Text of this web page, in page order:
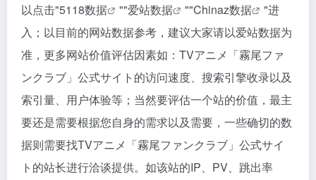
以点击"5118数据 ""爱站数据 ""Chinaz数据
"进
入；以目前的网站数据参考，建议大家请以爱站数据为
准，更多网站价值评估因素如：TVアニメ「霧尾ファ
ンクラブ」公式サイト的访问速度、搜索引擎收录以及
索引量、用户体验等；当然要评估一个站的价值，最主
要还是需要根据您自身的需求以及需要，一些确切的数
据则需要找TVアニメ「霧尾ファンクラブ」公式サイ
ト的站长进行洽谈提供。如该站的IP、PV、跳出率